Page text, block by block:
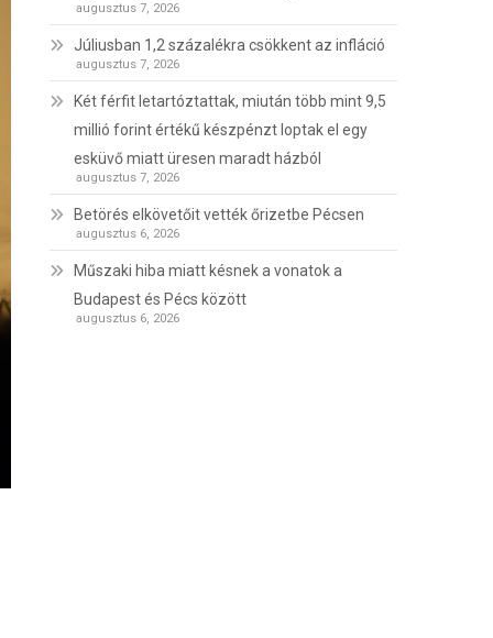
augusztus 7, 2026
Júliusban 1,2 százalékra csökkent az infláció
augusztus 7, 2026
Két férfit letartóztattak, miután több mint 9,5
millió forint értékű készpénzt loptak el egy
esküvő miatt üresen maradt házból
augusztus 7, 2026
Betörés elkövetőit vették őrizetbe Pécsen
augusztus 6, 2026
Műszaki hiba miatt késnek a vonatok a
Budapest és Pécs között
augusztus 6, 2026